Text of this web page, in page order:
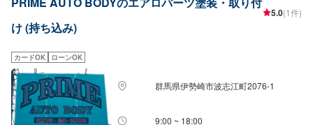
にも力を入れ、お客様のカーライフを幅広く支えてまいります。オイル交換
や車検、タイヤ交換などの基本的な車のメンテナンスも承っておりますので
け (持ち込み)
5.0(1件)
カードOK ローンOK
群馬県伊勢崎市波志江町2076-1
9:00 ~ 18:00